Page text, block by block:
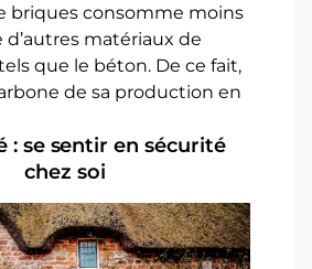
briques consomme moins
d’autres matériaux de
que le béton. De ce fait,
de sa production en
: se sentir en sécurité
chez soi